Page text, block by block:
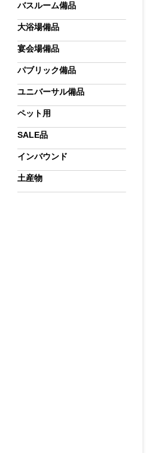
バスルーム備品
大浴場備品
宴会場備品
パブリック備品
ユニバーサル備品
ペット用
SALE品
インバウンド
土産物